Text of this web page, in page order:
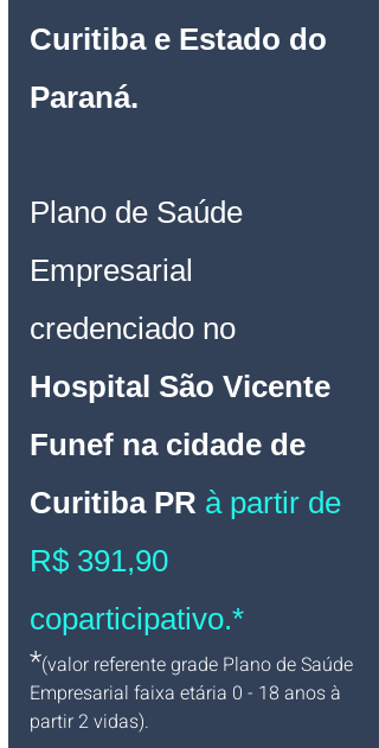
Curitiba e Estado do
Paraná.
Plano de Saúde
Empresarial
credenciado no
Hospital São Vicente
Funef na cidade de
Curitiba PR à partir de
R$ 391,90
coparticipativo.*
*(valor referente grade Plano de Saúde
Empresarial faixa etária 0 - 18 anos à
partir 2 vidas).